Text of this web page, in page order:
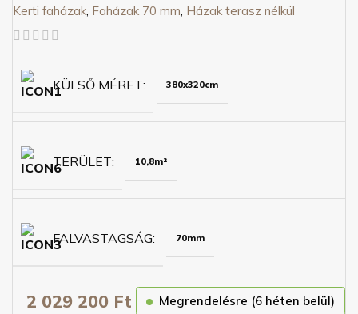
Kerti faházak Faházak 70 mm Házak terasz nélkül
KÜLSŐ MÉRET 380x320cm
TERÜLET 10,8m²
FALVASTAGSÁG 70mm
2 029 200 Ft Megrendelésre (6 héten belül)